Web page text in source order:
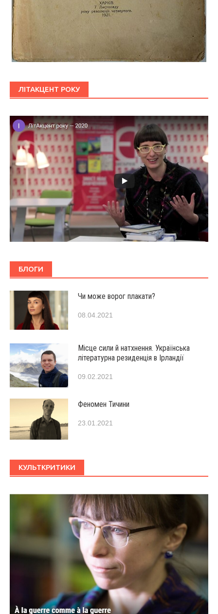
ЛІТАКЦЕНТ РОКУ
БЛОГИ
Чи може ворог плакати?
08.04.2021
Місце сили й натхнення. Українська
літературна резиденція в Ірландії
09.02.2021
Феномен Тичини
23.01.2021
КУЛЬТКРИТИКИ